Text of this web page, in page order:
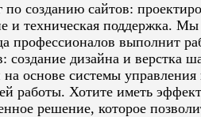
по созданию сайтов:
и техническая поддержка.
профессионалов выполнит
cоздание дизайна и
основе системы
работы. Хотите иметь
решение, которое